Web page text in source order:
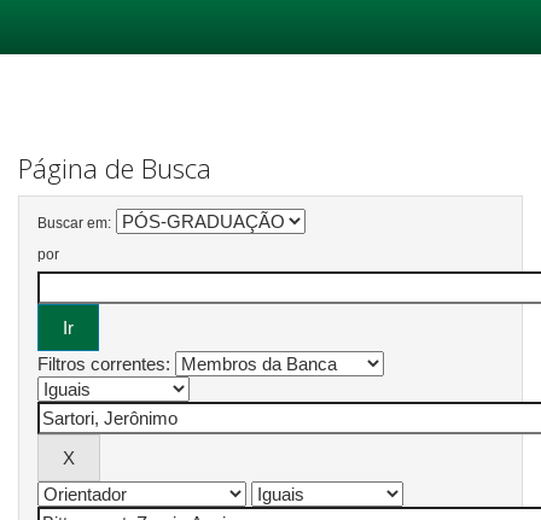
Página de Busca
Buscar em:
por
Filtros correntes: